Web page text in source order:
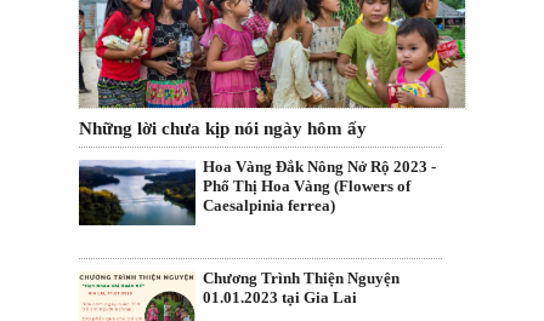
Những lời chưa kịp nói ngày hôm ấy
Hoa Vàng Đắk Nông Nở Rộ 2023 -
Phố Thị Hoa Vàng (Flowers of
Caesalpinia ferrea)
Chương Trình Thiện Nguyện
01.01.2023 tại Gia Lai